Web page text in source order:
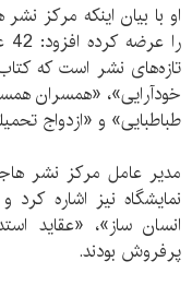
تازه‌های نشر است که
طباطبایی» و «ازدواج
مدیر عامل مرکز نشر
نمایشگاه نیز اشاره
انسان ساز»، «عقاید
پرفروش بودند.